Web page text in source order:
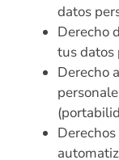
datos
Derecho
tus datos
Derecho